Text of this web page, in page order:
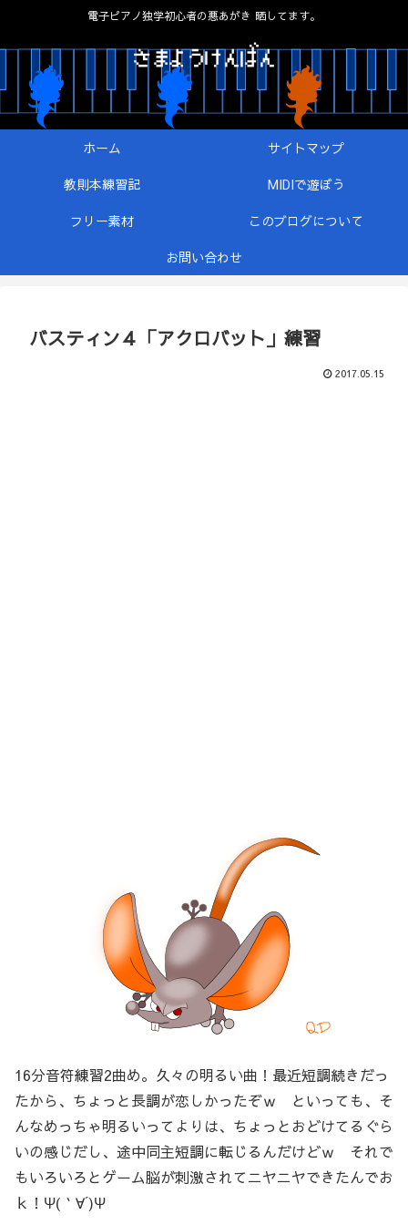
電子ピアノ独学初心者の悪あがき 晒してます。
ホーム
サイトマップ
教則本練習記
MIDIで遊ぼう
フリー素材
このブログについて
お問い合わせ
バスティン４「アクロバット」練習
2017.05.15
16分音符練習2曲め。久々の明るい曲！最近短調続きだっ
たから、ちょっと長調が恋しかったぞｗ といっても、そ
んなめっちゃ明るいってよりは、ちょっとおどけてるぐら
いの感じだし、途中同主短調に転じるんだけどｗ それで
もいろいろとゲーム脳が刺激されてニヤニヤできたんでお
ｋ！Ψ(｀∀´)Ψ